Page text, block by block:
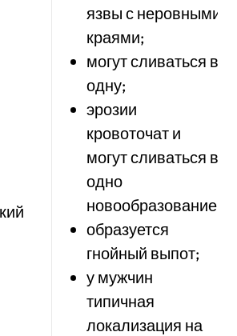
язвы с неровными
краями;
могут сливаться в
одну;
эрозии
кровоточат и
могут сливаться в
одно
новообразование;
образуется
гнойный выпот;
у мужчин
типичная
локализация на